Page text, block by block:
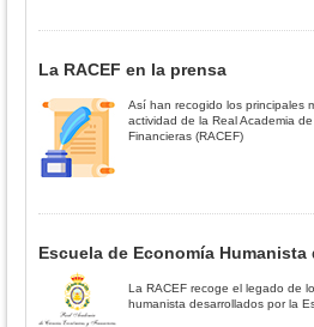
La RACEF en la prensa
Así han recogido los principales
actividad de la Real Academia
Financieras (RACEF)
Escuela de Economía Humanista
La RACEF recoge el legado de
humanista desarrollados por la